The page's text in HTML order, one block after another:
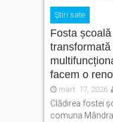
Știri sate
Fosta
facem o
mart. 17, 2026
Clădirea fostei
comuna